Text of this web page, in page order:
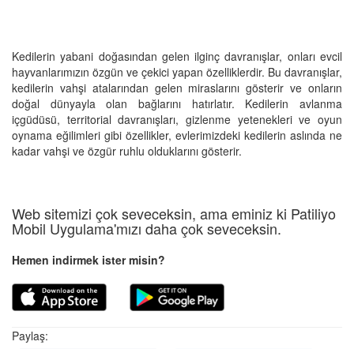
Kedilerin yabani doğasından gelen ilginç davranışlar, onları evcil
hayvanlarımızın özgün ve çekici yapan özelliklerdir. Bu davranışlar,
kedilerin vahşi atalarından gelen miraslarını gösterir ve onların
doğal dünyayla olan bağlarını hatırlatır. Kedilerin avlanma
içgüdüsü, territorial davranışları, gizlenme yetenekleri ve oyun
oynama eğilimleri gibi özellikler, evlerimizdeki kedilerin aslında ne
kadar vahşi ve özgür ruhlu olduklarını gösterir.
Web sitemizi çok seveceksin, ama eminiz ki Patiliyo
Mobil Uygulama'mızı daha çok seveceksin.
Hemen indirmek ister misin?
Paylaş: